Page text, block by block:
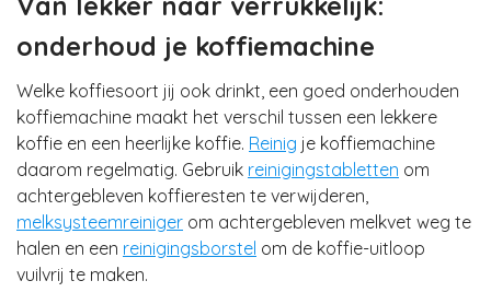
onderhoud je koffiemachine
Welke koffiesoort jij ook drinkt, een goed onderhouden
koffiemachine maakt het verschil tussen een lekkere
koffie en een heerlijke koffie. Reinig je koffiemachine
daarom regelmatig. Gebruik reinigingstabletten om
achtergebleven koffieresten te verwijderen,
melksysteemreiniger om achtergebleven melkvet weg te
halen en een reinigingsborstel om de koffie-uitloop
vuilvrij te maken.